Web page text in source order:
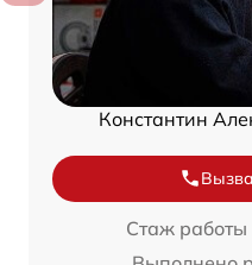
Константин
Стаж работы